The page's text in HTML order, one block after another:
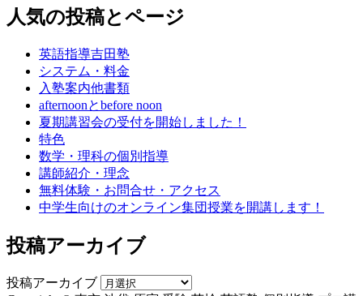
人気の投稿とページ
英語指導吉田塾
システム・料金
入塾案内他書類
afternoonとbefore noon
夏期講習会の受付を開始しました！
特色
数学・理科の個別指導
講師紹介・理念
無料体験・お問合せ・アクセス
中学生向けのオンライン集団授業を開講します！
投稿アーカイブ
投稿アーカイブ